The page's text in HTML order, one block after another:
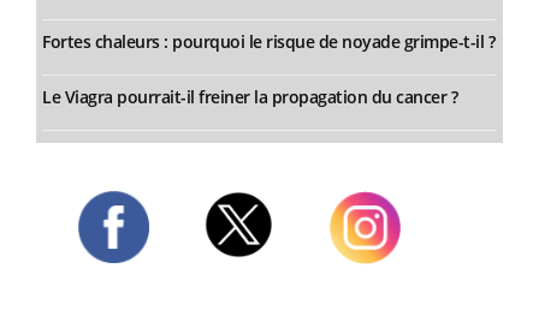
Fortes chaleurs : pourquoi le risque de noyade grimpe-t-il ?
Le Viagra pourrait-il freiner la propagation du cancer ?